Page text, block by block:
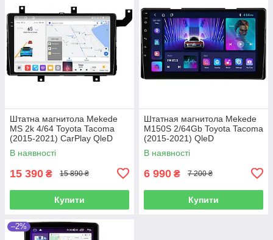
Штатна магнитола Mekede
MS 2k 4/64 Toyota Tacoma
(2015-2021) CarPlay QleD
В наявності
15 390 ₴ 15 890 ₴
Купити
Штатная магнитола Mekede
M150S 2/64Gb Toyota Tacoma
(2015-2021) QleD
В наявності
6 990 ₴ 7 200 ₴
Купити
–2%